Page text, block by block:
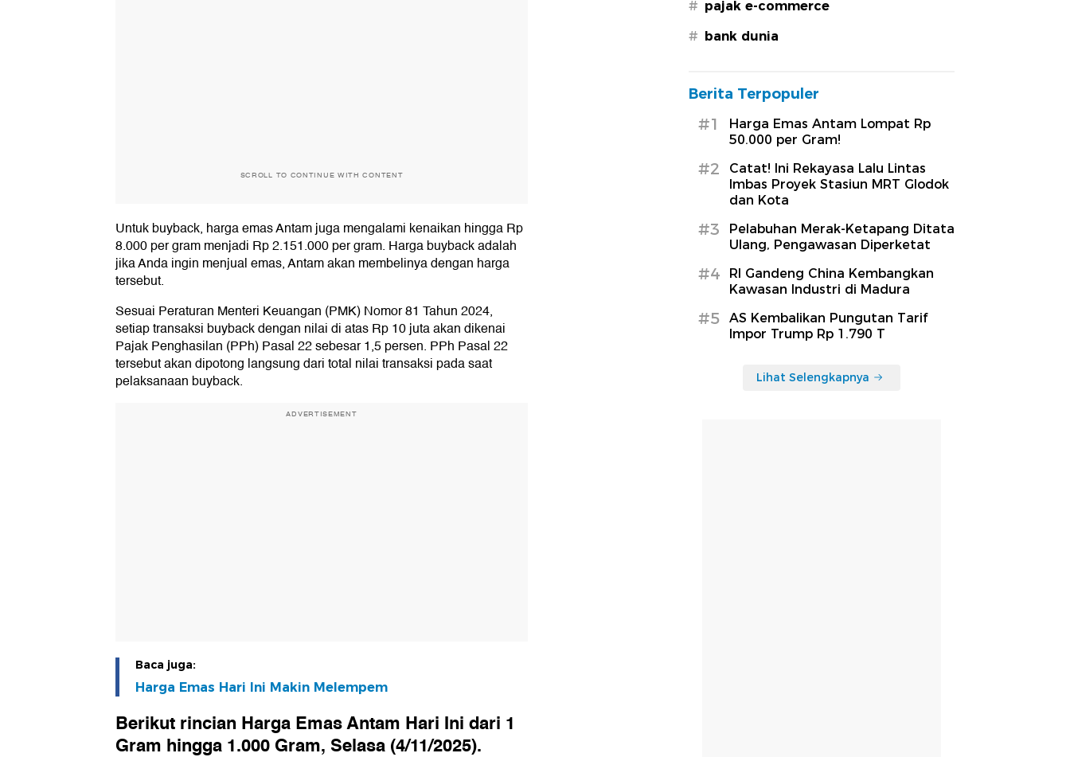
SCROLL TO CONTINUE WITH CONTENT
Untuk buyback, harga emas Antam juga mengalami kenaikan hingga Rp
8.000 per gram menjadi Rp 2.151.000 per gram. Harga buyback adalah
jika Anda ingin menjual emas, Antam akan membelinya dengan harga
tersebut.
Sesuai Peraturan Menteri Keuangan (PMK) Nomor 81 Tahun 2024,
setiap transaksi buyback dengan nilai di atas Rp 10 juta akan dikenai
Pajak Penghasilan (PPh) Pasal 22 sebesar 1,5 persen. PPh Pasal 22
tersebut akan dipotong langsung dari total nilai transaksi pada saat
pelaksanaan buyback.
ADVERTISEMENT
Baca juga:
Harga Emas Hari Ini Makin Melempem
Berikut rincian Harga Emas Antam Hari Ini dari 1
Gram hingga 1.000 Gram, Selasa (4/11/2025).
# pajak e-commerce
# bank dunia
Berita Terpopuler
#1
Harga Emas Antam Lompat Rp
50.000 per Gram!
#2
Catat! Ini Rekayasa Lalu Lintas
Imbas Proyek Stasiun MRT Glodok
dan Kota
#3
Pelabuhan Merak-Ketapang Ditata
Ulang, Pengawasan Diperketat
#4
RI Gandeng China Kembangkan
Kawasan Industri di Madura
#5
AS Kembalikan Pungutan Tarif
Impor Trump Rp 1.790 T
Lihat Selengkapnya